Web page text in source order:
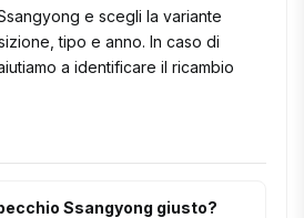
e scegli la variante
tipo e anno. In caso di
a identificare il ricambio
Ssangyong giusto?